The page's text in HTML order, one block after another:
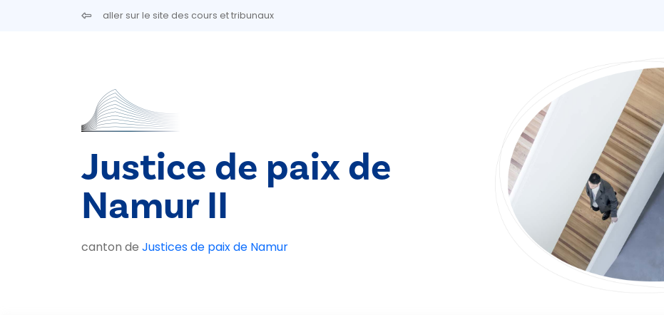
Aller au contenu principalaller sur le site des cours et tribunaux
Justice de paix de
Namur II
canton de Justices de paix de Namur